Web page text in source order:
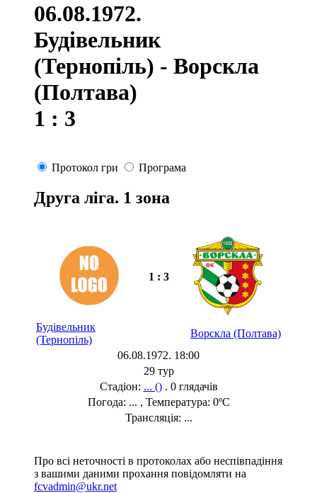
06.08.1972.
Будівельник
(Тернопіль) - Ворскла
(Полтава)
1 : 3
Протокол гри Програма
Друга ліга. 1 зона
1 : 3
Будівельник
(Тернопіль)
Ворскла (Полтава)
06.08.1972. 18:00
29 тур
Стадіон: ... (). 0 глядачів
Погода: ... , Температура: 0ºC
Трансляція: ...
Про всі неточності в протоколах або неспівпадіння
з вашими даними прохання повідомляти на
fcvadmin@ukr.net